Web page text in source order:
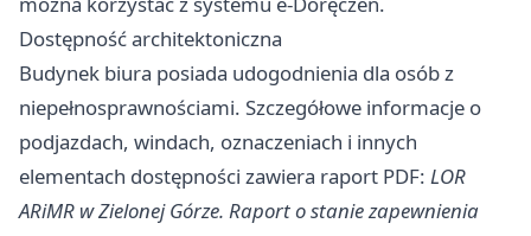
Dostępność architektoniczna
Budynek biura posiada udogodnienia dla osób z
niepełnosprawnościami. Szczegółowe informacje o
podjazdach, windach, oznaczeniach i innych
elementach dostępności zawiera raport PDF: LOR
ARiMR w Zielonej Górze. Raport o stanie zapewnienia